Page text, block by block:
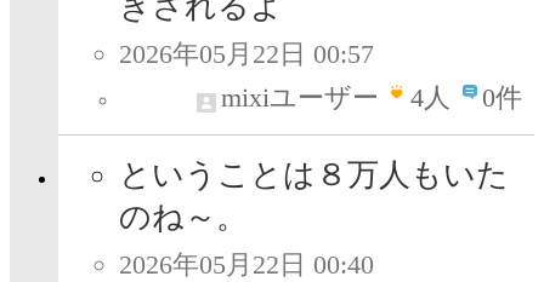
2026年05月22日 00:57
mixiユーザー
4人 0件
ということは８万人もいた
のね～。
2026年05月22日 00:40